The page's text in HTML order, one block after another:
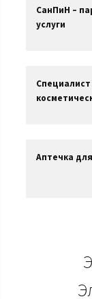
СанПиН –
услуги
Аптечка